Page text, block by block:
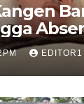
EDITOR1